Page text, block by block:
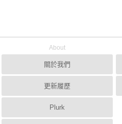
About
關於我們
更新履歷
Plurk